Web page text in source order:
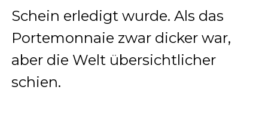
Schein erledigt wurde. Als das
Portemonnaie zwar dicker war,
aber die Welt übersichtlicher
schien.